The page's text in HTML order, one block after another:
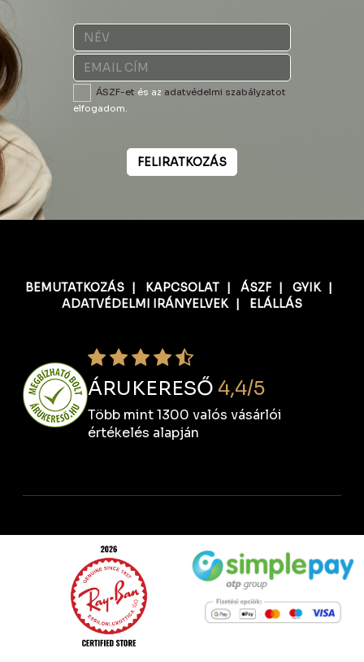
ÁSZF-et és az adatvédelmi szabályzatot
elfogadom.
FELIRATKOZÁS
BEMUTATKOZÁS| KAPCSOLAT| ÁSZF| GYIK|
ADATVÉDELMI IRÁNYELVEK| ELÁLLÁS
ÁRUKERESŐ 4,4/5
Több mint 1300 valós vásárlói
értékelés alapján